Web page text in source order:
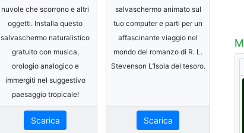
nuvole che scorrono e altri
oggetti. Installa questo
salvaschermo naturalistico
gratuito con musica,
orologio analogico e
immergiti nel suggestivo
paesaggio tropicale!
Scarica
salvaschermo animato sul
tuo computer e parti per un
affascinante viaggio nel
mondo del romanzo di R. L.
Stevenson L’Isola del tesoro.
Scarica